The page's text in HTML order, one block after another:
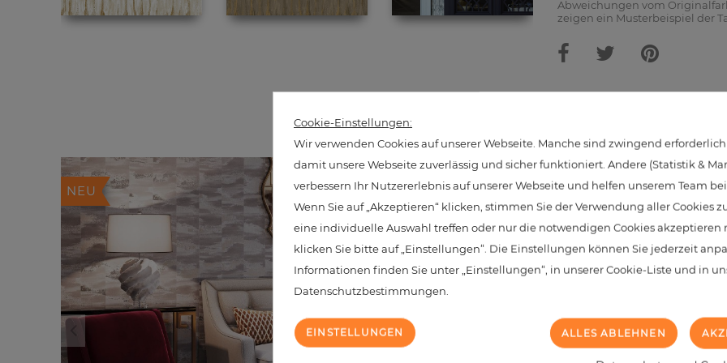
Abweichungen vom
zeigen ein Musterbeispiel der
20 ähnliche Produkte aus dieser
NEU NEU
Cookie-Einstellungen:
Wir verwenden Cookies auf unserer Webseite. Manche sind zwingend
damit unsere Webseite zuverlässig und sicher funktioniert. Andere (Statistik &
verbessern Ihr Nutzererlebnis auf unserer Webseite und helfen unserem Team
Wenn Sie auf „Akzeptieren“ klicken, stimmen Sie der Verwendung aller Cookies
eine individuelle Auswahl treffen oder nur die notwendigen Cookies akzeptieren
klicken Sie bitte auf „Einstellungen“. Die Einstellungen können Sie jederzeit
Informationen finden Sie unter „Einstellungen“, in unserer Cookie-Liste und in
Datenschutzbestimmungen.
ALLES ABLEHNEN
EINSTELLUNGEN